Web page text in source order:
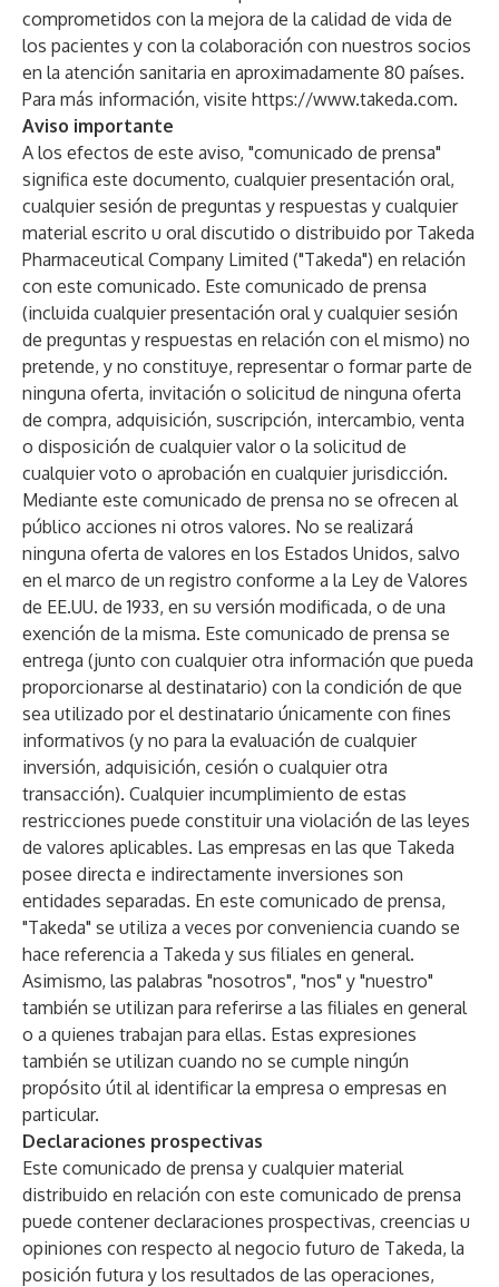
comprometidos con la mejora de la calidad de vida de
los pacientes y con la colaboración con nuestros socios
en la atención sanitaria en aproximadamente 80 países.
Para más información, visite https://www.takeda.com.
Aviso importante
A los efectos de este aviso, "comunicado de prensa"
significa este documento, cualquier presentación oral,
cualquier sesión de preguntas y respuestas y cualquier
material escrito u oral discutido o distribuido por Takeda
Pharmaceutical Company Limited ("Takeda") en relación
con este comunicado. Este comunicado de prensa
(incluida cualquier presentación oral y cualquier sesión
de preguntas y respuestas en relación con el mismo) no
pretende, y no constituye, representar o formar parte de
ninguna oferta, invitación o solicitud de ninguna oferta
de compra, adquisición, suscripción, intercambio, venta
o disposición de cualquier valor o la solicitud de
cualquier voto o aprobación en cualquier jurisdicción.
Mediante este comunicado de prensa no se ofrecen al
público acciones ni otros valores. No se realizará
ninguna oferta de valores en los Estados Unidos, salvo
en el marco de un registro conforme a la Ley de Valores
de EE.UU. de 1933, en su versión modificada, o de una
exención de la misma. Este comunicado de prensa se
entrega (junto con cualquier otra información que pueda
proporcionarse al destinatario) con la condición de que
sea utilizado por el destinatario únicamente con fines
informativos (y no para la evaluación de cualquier
inversión, adquisición, cesión o cualquier otra
transacción). Cualquier incumplimiento de estas
restricciones puede constituir una violación de las leyes
de valores aplicables. Las empresas en las que Takeda
posee directa e indirectamente inversiones son
entidades separadas. En este comunicado de prensa,
"Takeda" se utiliza a veces por conveniencia cuando se
hace referencia a Takeda y sus filiales en general.
Asimismo, las palabras "nosotros", "nos" y "nuestro"
también se utilizan para referirse a las filiales en general
o a quienes trabajan para ellas. Estas expresiones
también se utilizan cuando no se cumple ningún
propósito útil al identificar la empresa o empresas en
particular.
Declaraciones prospectivas
Este comunicado de prensa y cualquier material
distribuido en relación con este comunicado de prensa
puede contener declaraciones prospectivas, creencias u
opiniones con respecto al negocio futuro de Takeda, la
posición futura y los resultados de las operaciones,